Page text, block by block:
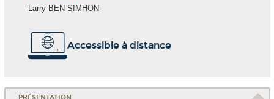
Larry BEN SIMHON
Accessible à distance
PRÉSENTATION